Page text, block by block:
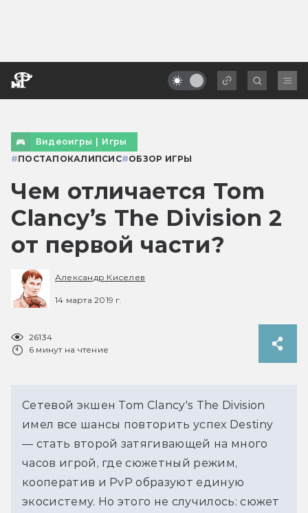
Видеоигры | Игры
#ПОСТАПОКАЛИПСИС#ОБЗОР ИГРЫ
Чем отличается Tom
Clancy’s The Division 2
от первой части?
Александр Киселев
14 марта 2019 г.
26134
6 минут на чтение
Сетевой экшен Tom Clancy's The Division
имел все шансы повторить успех Destiny
— стать второй затягивающей на много
часов игрой, где сюжетный режим,
кооператив и PvP образуют единую
экосистему. Но этого не случилось: сюжет